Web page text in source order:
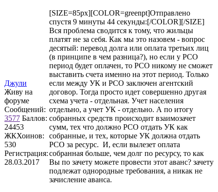
Джули
Живу на
форуме
Сообщений:
3577 Баллов:
24453
ЖКХоинов:
530
Регистрация:
28.03.2017
[SIZE=85px][COLOR=greenpt]Отправлено
спустя 9 минуты 44 секунды:[/COLOR][/SIZE]
Вся проблема сводится к тому, что жильцы
платят не за себя. Как мы это назовем - вопрос
десятый: перевод долга или оплата третьих лиц
(в принципе в чем разница?), но если у РСО
период будет оплачен, то РСО никому не сможет
выставить счета именно на этот период. Только
если между УК и РСО заключен агентский
договор. Тогда просто идет совершенно другая
схема учета - отдельная. Учет населения
отдельно, а учет УК - отдельно. А по итогу
собранных средств происходит взаимозачет
сумм, тех что должно РСО отдать УК как
собранные, и тех, которые УК должна отдать
РСО за ресурс. И, если вылезет оплата
собранная больше, чем долг по ресурсу, то как
Вы по зачету можете провести этот аванс? зачету
подлежат однородные требования, а никак не
зачисление аванса.